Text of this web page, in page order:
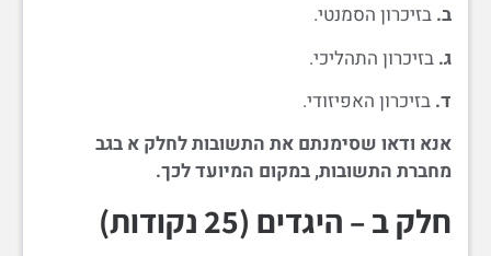
ב. בזיכרון הסמנטי.
ג. בזיכרון התהליכי.
ד. בזיכרון האפיזודי.
אנא ודאו שסימנתם את התשובות לחלק א בגב
מחברת התשובות, במקום המיועד לכך.
חלק ב – היגדים (25 נקודות)